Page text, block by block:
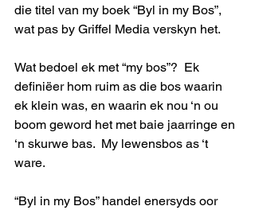
die titel van my boek “Byl in my Bos”,
wat pas by Griffel Media verskyn het.
Wat bedoel ek met “my bos”?  Ek
definiëer hom ruim as die bos waarin
ek klein was, en waarin ek nou ‘n ou
boom geword het met baie jaarringe en
‘n skurwe bas.  My lewensbos as ‘t
ware.
“Byl in my Bos” handel enersyds oor